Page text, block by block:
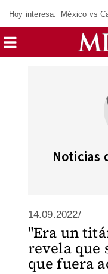
Hoy interesa: México vs
Noticias
14.09.2022/
"Era un
revela que
que fuera